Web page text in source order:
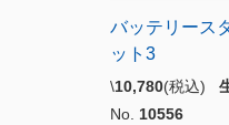
バッテリース
ット3
\10,780(税込)
No. 10556